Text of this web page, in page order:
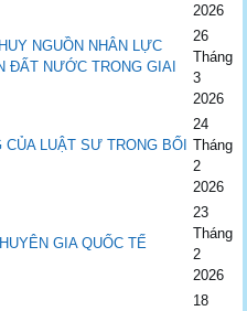
2026
NGUỒN NHÂN LỰC
ĐẤT NƯỚC TRONG GIAI
26
Tháng
3
2026
LUẬT SƯ TRONG BỐI
24
Tháng
2
2026
GIA QUỐC TẾ
23
Tháng
2
2026
18